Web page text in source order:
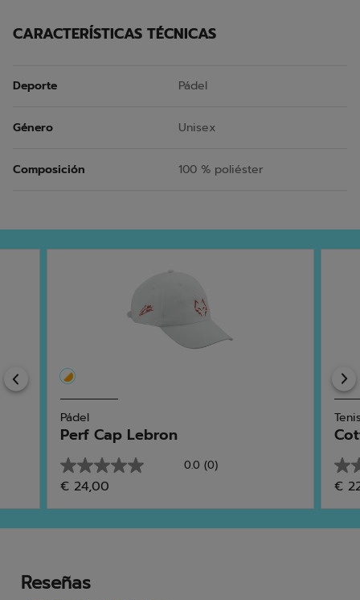
CARACTERÍSTICAS TÉCNICAS
Deporte Pádel
Género Unisex
Composición 100 % poliéster
Previous
Pádel
Perf Cap Lebron
0.0 (0)
0.0
de
5
estrellas.
€ 24,00
0.0
de
5
€